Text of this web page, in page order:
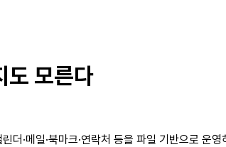
도 모른다
·메일·북마크·연락처 등을 파일 기반으로 운